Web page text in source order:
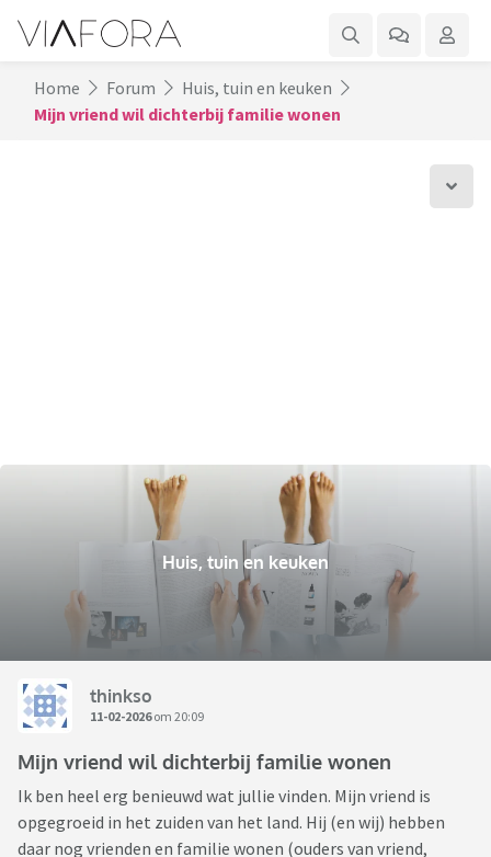
Home Forum
Huis, tuin en keuken
Mijn vriend wil dichterbij familie wonen
Huis, tuin en keuken
thinkso
11-02-2026om 20:09
Mijn vriend wil dichterbij familie wonen
Ik ben heel erg benieuwd wat jullie vinden. Mijn vriend is
opgegroeid in het zuiden van het land. Hij (en wij) hebben
daar nog vrienden en familie wonen (ouders van vriend,